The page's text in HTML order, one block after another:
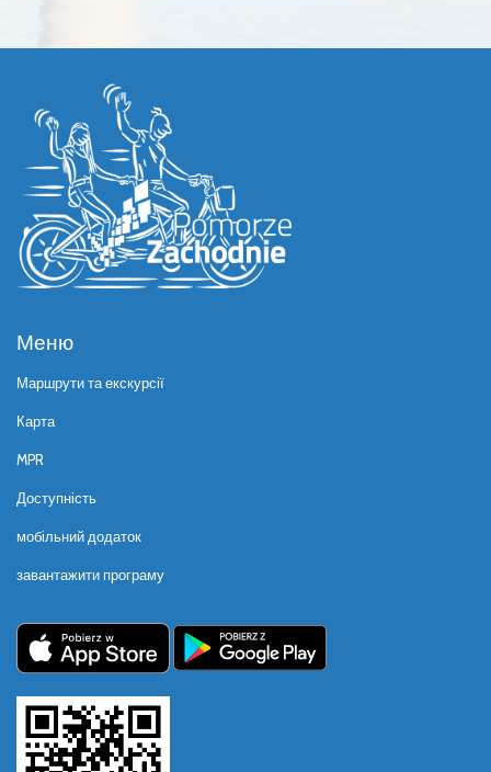
Меню
Маршрути та екскурсії
Карта
MPR
Доступність
мобільний додаток
завантажити програму